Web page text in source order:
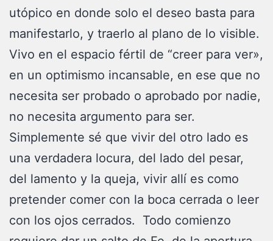
utópico en donde solo el deseo basta para
manifestarlo, y traerlo al plano de lo visible.
Vivo en el espacio fértil de “creer para ver»,
en un optimismo incansable, en ese que no
necesita ser probado o aprobado por nadie,
no necesita argumento para ser.
Simplemente sé que vivir del otro lado es
una verdadera locura, del lado del pesar,
del lamento y la queja, vivir allí es como
pretender comer con la boca cerrada o leer
con los ojos cerrados. Todo comienzo